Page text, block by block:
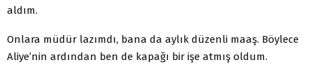
aldım.
Onlara müdür lazımdı, bana da aylık düzenli maaş. Böylece
Aliye’nin ardından ben de kapağı bir işe atmış oldum.